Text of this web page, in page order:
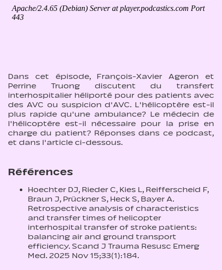
Dans cet épisode, François-Xavier Ageron et
Perrine Truong discutent du transfert
interhospitalier héliporté pour des patients avec
des AVC ou suspicion d'AVC. L'hélicoptère est-il
plus rapide qu'une ambulance? Le médecin de
l'hélicoptère est-il nécessaire pour la prise en
charge du patient? Réponses dans ce podcast,
et dans l'article ci-dessous.
Références
Hoechter DJ, Rieder C, Kies L, Reifferscheid F,
Braun J, Prückner S, Heck S, Bayer A.
Retrospective analysis of characteristics
and transfer times of helicopter
interhospital transfer of stroke patients:
balancing air and ground transport
efficiency. Scand J Trauma Resusc Emerg
Med. 2025 Nov 15;33(1):184.